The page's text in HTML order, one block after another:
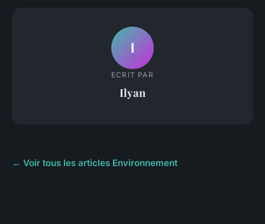
I
ECRIT PAR
Ilyan
← Voir tous les articles Environnement